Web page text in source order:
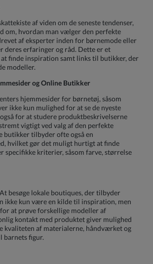
af viden om de seneste tendenser,
om, hvordan man vælger den perfekte
af eksperter inden for børnemode eller
deres erfaringer og råd. Dette er et
finde inspiration samt links til butikker, der
modeller.
og Online Butikker
hjemmesider for børnetøj, såsom
ikke kun mulighed for at se de nyeste
for at studere produktbeskrivelserne
vigtigt ved valg af den perfekte
butikker tilbyder ofte også en
hvilket gør det muligt hurtigt at finde
specifikke kriterier, såsom farve, størrelse
besøge lokale boutiques, der tilbyder
ikke kun være en kilde til inspiration, men
at prøve forskellige modeller af
kontakt med produktet giver mulighed
kvaliteten af materialerne, håndværket og
barnets figur.